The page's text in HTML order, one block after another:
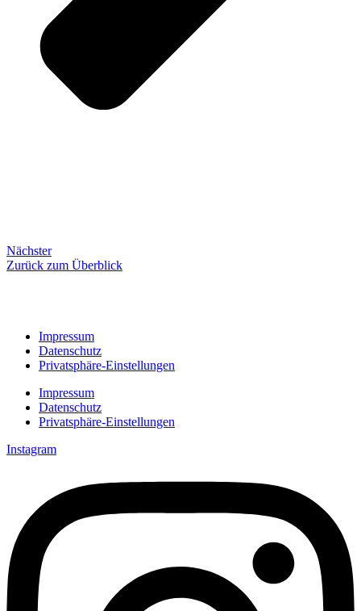
Nächster
Zurück zum Überblick
Impressum
Datenschutz
Privatsphäre-Einstellungen
Impressum
Datenschutz
Privatsphäre-Einstellungen
Instagram